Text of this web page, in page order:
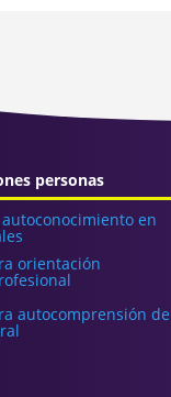
personas
en
orientación
autocomprensión de